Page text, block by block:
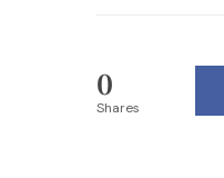
0
Shares